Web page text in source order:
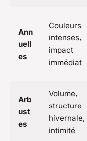
Ann
uell
es
Couleurs
intenses,
impact
immédiat
Arb
ust
es
Volume,
structure
hivernale,
intimité